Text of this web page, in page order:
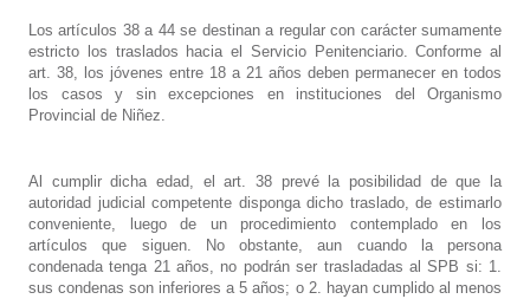
Los artículos 38 a 44 se destinan a regular con carácter sumamente
estricto los traslados hacia el Servicio Penitenciario. Conforme al
art. 38, los jóvenes entre 18 a 21 años deben permanecer en todos
los casos y sin excepciones en instituciones del Organismo
Provincial de Niñez.
Al cumplir dicha edad, el art. 38 prevé la posibilidad de que la
autoridad judicial competente disponga dicho traslado, de estimarlo
conveniente, luego de un procedimiento contemplado en los
artículos que siguen. No obstante, aun cuando la persona
condenada tenga 21 años, no podrán ser trasladadas al SPB si: 1.
sus condenas son inferiores a 5 años; o 2. hayan cumplido al menos